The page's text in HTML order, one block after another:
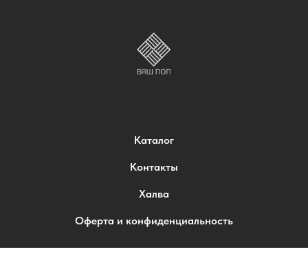
Каталог
Контакты
Халва
Оферта и конфиденциальность